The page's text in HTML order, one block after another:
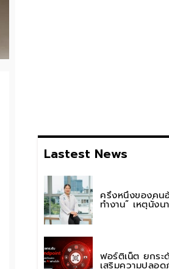
Lastest News
ครึ่งหนึ่งของคน
ทำงาน” เหตุนั่ง
รพ.วิมุต พหลโย
ฟอร์ติเน็ต ยกร
เสริมความปลอ